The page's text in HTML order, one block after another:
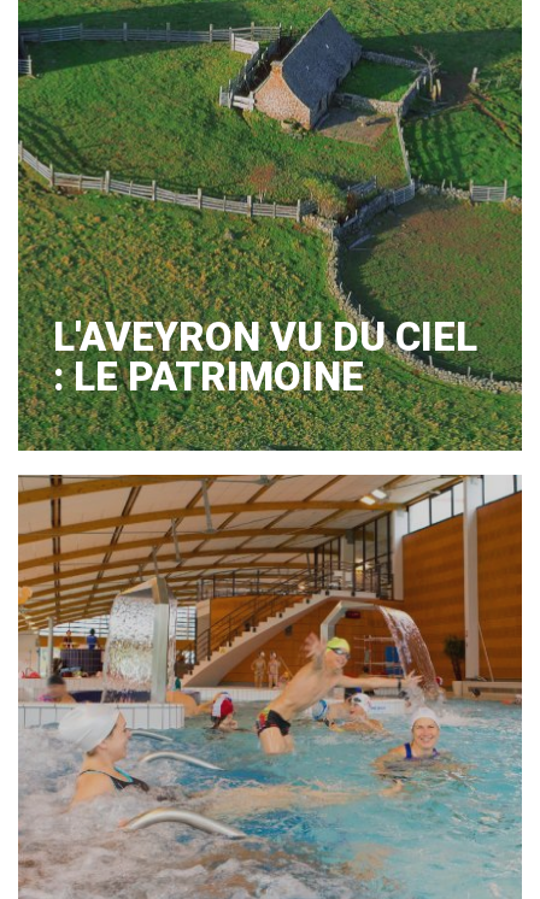
L'AVEYRON VU DU CIEL
: LE PATRIMOINE